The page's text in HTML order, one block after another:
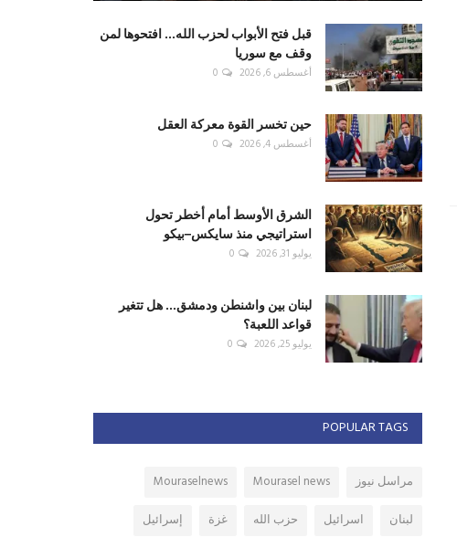
قبل فتح الأبواب لحزب الله... افتحوها لمن
وقف مع سوريا
أغسطس 6, 2026 0
حين تخسر القوة معركة العقل
أغسطس 4, 2026 0
الشرق الأوسط أمام أخطر تحول
استراتيجي منذ سايكس–بيكو
يوليو 31, 2026 0
لبنان بين واشنطن ودمشق... هل تتغير
قواعد اللعبة؟
يوليو 25, 2026 0
POPULAR TAGS
مراسل نيوز Mourasel news
Mouraselnews
لبنان
اسرائيل حزب الله غزة
إسرائيل